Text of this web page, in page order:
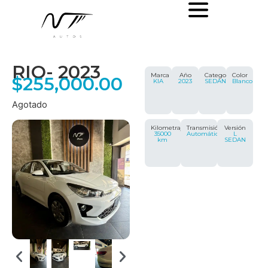
RIO- 2023
$255,000.00
Agotado
Marca
KIA
Año
2023
Categoría
SEDAN
Color
Blanco
Kilometraje
35000
km
Transmisión
Automática
Versión
L
SEDAN